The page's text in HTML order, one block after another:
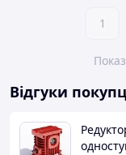
1
Відгуки